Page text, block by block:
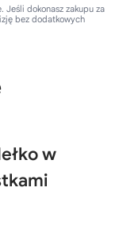
Jeśli dokonasz zakupu za
bez dodatkowych
w